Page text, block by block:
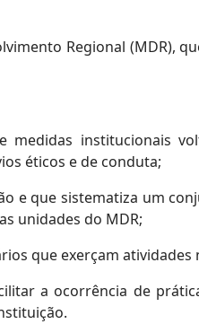
Regional (MDR),
institucionais
éticos e de conduta;
e que sistematiza um
unidades do MDR;
que exerçam
a ocorrência de